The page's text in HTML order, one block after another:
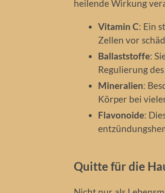
heilende Wirkung
Vitamin C: Ein
Zellen vor
Ballaststoffe:
Regulierung
Mineralien:
Körper bei
Flavonoide:
Quitte für die